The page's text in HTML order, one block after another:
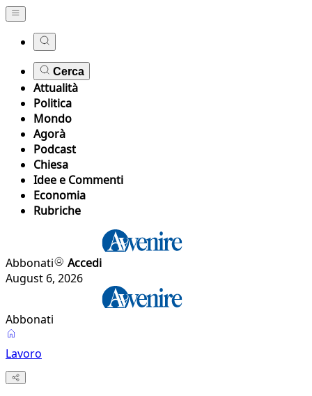
Cerca
Attualità
Politica
Mondo
Agorà
Podcast
Chiesa
Idee e Commenti
Economia
Rubriche
Abbonati
Accedi
August 6, 2026
Abbonati
Lavoro